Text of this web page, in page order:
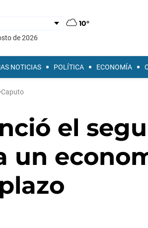
10°
de 2026
NOTICIAS POLÍTICA ECONOMÍA
Caputo
el
un